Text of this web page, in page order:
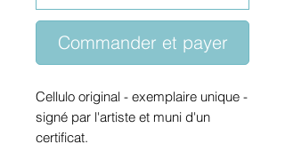
Commander et payer
Cellulo original - exemplaire unique -
signé par l'artiste et muni d'un
certificat.